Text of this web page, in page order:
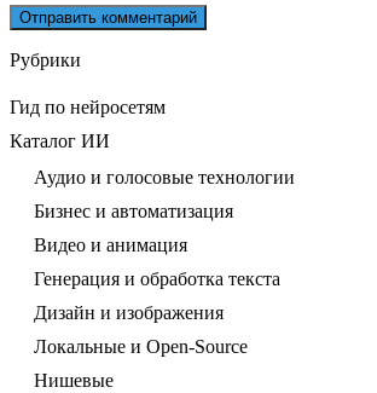
Рубрики
Гид по нейросетям
Каталог ИИ
Аудио и голосовые технологии
Бизнес и автоматизация
Видео и анимация
Генерация и обработка текста
Дизайн и изображения
Локальные и Open-Source
Нишевые